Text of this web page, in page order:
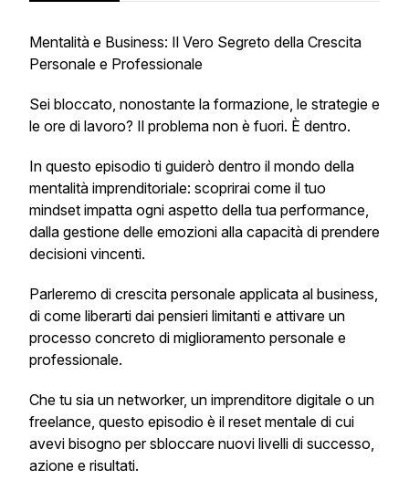
Mentalità e Business: Il Vero Segreto della Crescita
Personale e Professionale
Sei bloccato, nonostante la formazione, le strategie e
le ore di lavoro? Il problema non è fuori. È dentro.
In questo episodio ti guiderò dentro il mondo della
mentalità imprenditoriale: scoprirai come il tuo
mindset impatta ogni aspetto della tua performance,
dalla gestione delle emozioni alla capacità di prendere
decisioni vincenti.
Parleremo di crescita personale applicata al business,
di come liberarti dai pensieri limitanti e attivare un
processo concreto di miglioramento personale e
professionale.
Che tu sia un networker, un imprenditore digitale o un
freelance, questo episodio è il reset mentale di cui
avevi bisogno per sbloccare nuovi livelli di successo,
azione e risultati.